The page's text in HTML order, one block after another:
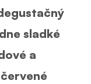
sladké
a